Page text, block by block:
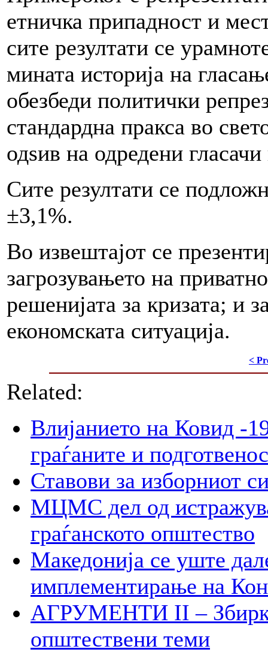
етничка припадност и
сите резултати се
мината историја на
обезбеди политички
стандардна пракса во
одѕив на одредени
Сите резултати се
±3,1%.
Во извештајот се
загрозувањето на
решенијата за кризата; и
економската ситуација.
<
Related:
Влијанието на Ковид -
граѓаните и
Ставови за изборниот
МЦМС дел од
граѓанското општество
Македонија се уште
имплементирање на
АГРУМЕНТИ II –
општествени теми